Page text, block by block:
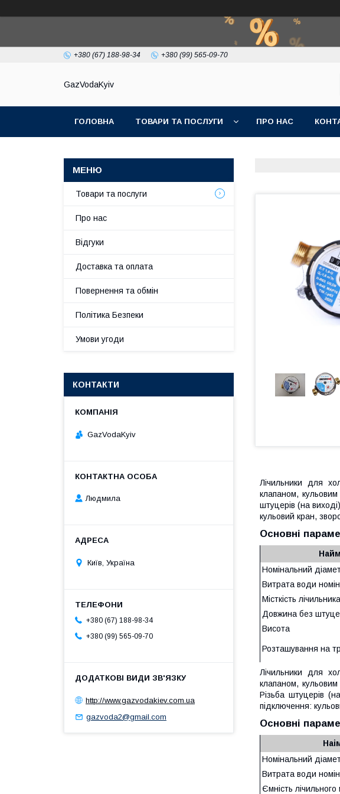
+380 (67) 188-98-34 +380 (99) 565-09-70
GazVodaKyiv
ГОЛОВНА ТОВАРИ ТА ПОСЛУГИ ПРО НАС
Лічильники для
клапаном,
штуцерів (на
кульовий кран,
Основні
Номінальний
Витрата води
Місткість лічильника
Довжина без
Висота
Розташування на
Лічильники для
клапаном,
Різьба штуцерів
підключення:
Основні
Номінальний
Витрата води
Ємність лічильного
Товари та послуги
Про нас
Відгуки
Доставка та оплата
Повернення та обмін
Політика Безпеки
Умови угоди
КОНТАКТИ
GazVodaKyiv
Людмила
Київ, Україна
+380 (67) 188-98-34
+380 (99) 565-09-70
http://www.gazvodakiev.com.ua
gazvoda2@gmail.com